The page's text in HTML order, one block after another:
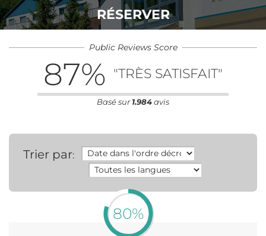
RÉSERVER
Public Reviews Score
87% "TRÈS SATISFAIT"
Basé sur1.984avis
Trier par:
80%